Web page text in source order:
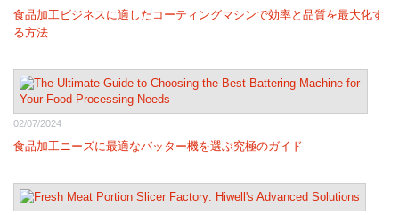
食品加工ビジネスに適したコーティングマシンで効率と品質を最大化す
る方法
02/07/2024
食品加工ニーズに最適なバッター機を選ぶ究極のガイド